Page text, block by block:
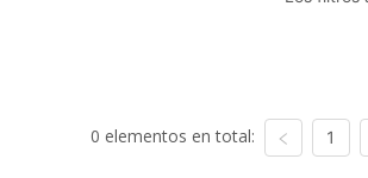
0 elementos en total: 1